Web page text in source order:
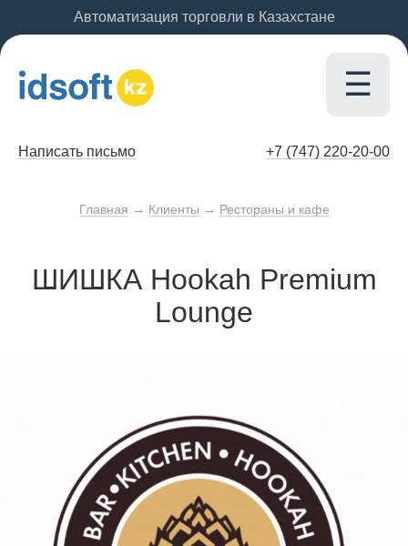
Автоматизация торговли в Казахстане
☰
Написать письмо +7 (747) 220-20-00
Главная → Клиенты → Рестораны и кафе
ШИШКА Hookah Premium
Lounge